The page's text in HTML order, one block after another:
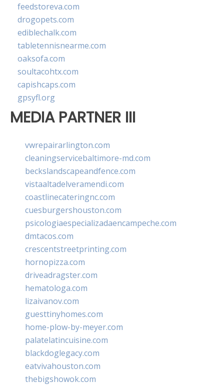
feedstoreva.com
drogopets.com
ediblechalk.com
tabletennisnearme.com
oaksofa.com
soultacohtx.com
capishcaps.com
gpsyfl.org
MEDIA PARTNER III
vwrepairarlington.com
cleaningservicebaltimore-md.com
beckslandscapeandfence.com
vistaaltadelveramendi.com
coastlinecateringnc.com
cuesburgershouston.com
psicologiaespecializadaencampeche.com
dmtacos.com
crescentstreetprinting.com
hornopizza.com
driveadragster.com
hematologa.com
lizaivanov.com
guesttinyhomes.com
home-plow-by-meyer.com
palatelatincuisine.com
blackdoglegacy.com
eatvivahouston.com
thebigshowok.com